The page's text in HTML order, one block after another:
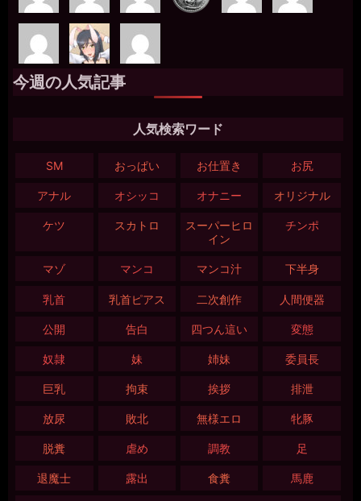
今週の人気記事
人気検索ワード
SM おっぱい お仕置き お尻
アナル オシッコ オナニー オリジナル
ケツ スカトロ
スーパーヒロ
イン
チンポ
マゾ マンコ マンコ汁 下半身
乳首 乳首ピアス 二次創作 人間便器
公開 告白 四つん這い 変態
奴隷 妹 姉妹 委員長
巨乳 拘束 挨拶 排泄
放尿 敗北 無様エロ 牝豚
脱糞 虐め 調教 足
退魔士 露出 食糞 馬鹿